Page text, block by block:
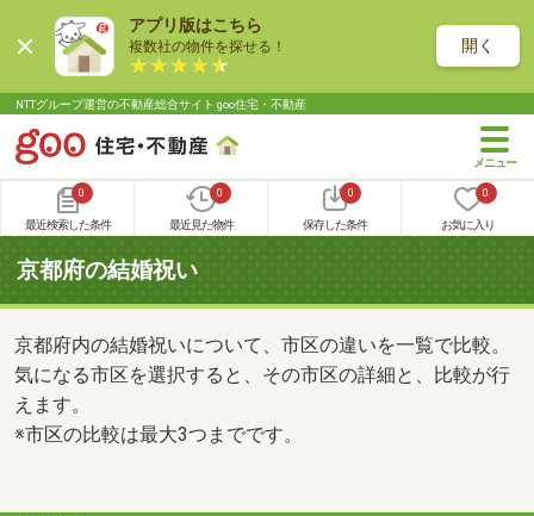
アプリ版はこちら
複数社の物件を探せる！ 開く
NTTグループ運営の不動産総合サイト goo住宅・不動産
0
最近検索した条件
0
最近見た物件
0
保存した条件
0
お気に入り
京都府の結婚祝い
京都府内の結婚祝いについて、市区の違いを一覧で比較。
気になる市区を選択すると、その市区の詳細と、比較が行
えます。
※市区の比較は最大3つまでです。